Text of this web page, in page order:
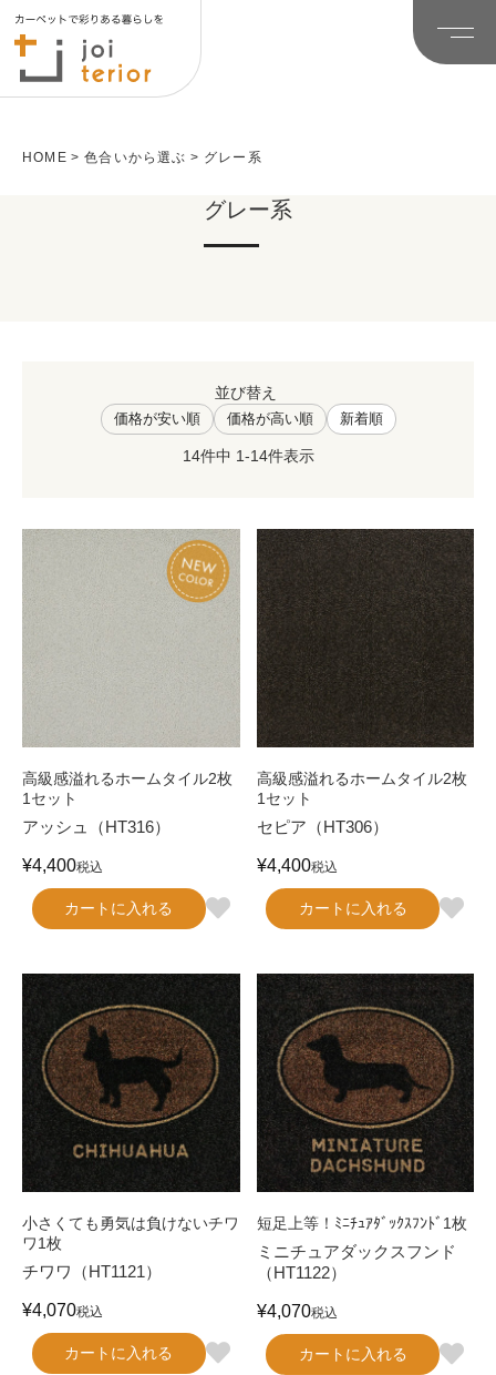
HOME 色合いから選ぶ グレー系
グレー系
並び替え
価格が安い順 価格が高い順 新着順
14件中 1-14件表示
高級感溢れるホームタイル2枚
1セット
アッシュ（HT316）
¥4,400税込
カートに入れる
高級感溢れるホームタイル2枚
1セット
セピア（HT306）
¥4,400税込
カートに入れる
小さくても勇気は負けないチワ
ワ1枚
チワワ（HT1121）
¥4,070税込
カートに入れる
短足上等！ﾐﾆﾁｭｱﾀﾞｯｸｽﾌﾝﾄﾞ1枚
ミニチュアダックスフンド
（HT1122）
¥4,070税込
カートに入れる